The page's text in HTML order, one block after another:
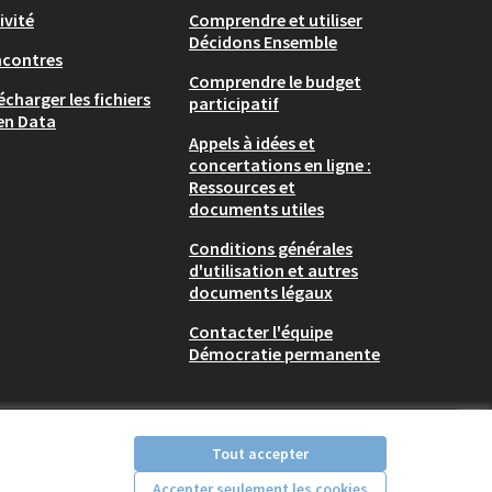
Tout accepter
les fichiers
Data
Comprendre et utiliser
Décidons Ensemble
Comprendre le budget
participatif
Appels à idées et
concertations en ligne :
Ressources et
documents utiles
Conditions générales
d'utilisation et autres
documents légaux
Contacter l'équipe
Démocratie permanente